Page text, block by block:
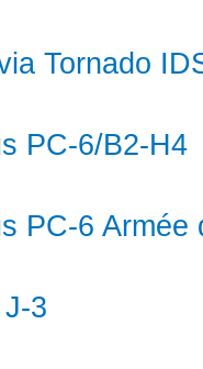
Tornado
PC-6/B2-H4
PC-6 Armée
3